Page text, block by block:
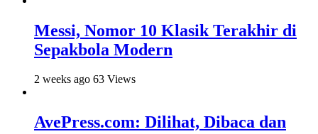
Messi, Nomor 10 Klasik Terakhir di
Sepakbola Modern
2 weeks ago 63 Views
AvePress.com: Dilihat, Dibaca dan